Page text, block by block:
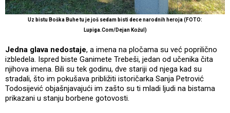
Uz bistu Boška Buhe tu je još sedam bisti dece narodnih heroja (FOTO:
Lupiga.Com/Dejan Kožul)
Jedna glava nedostaje, a imena na pločama su već poprilično
izbledela. Ispred biste Ganimete Trebeši, jedan od učenika čita
njihova imena. Bili su tek godinu, dve stariji od njega kad su
stradali, što im pokušava približiti istoričarka Sanja Petrović
Todosijević objašnjavajući im zašto su ti mladi ljudi na bistama
prikazani u stanju borbene gotovosti.